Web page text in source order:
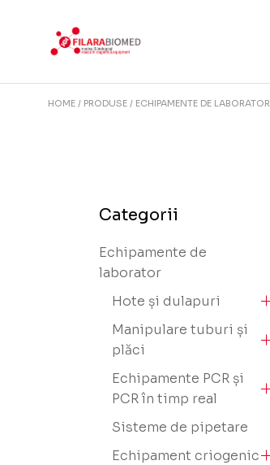
HOME PRODUSE ECHIPAMENTE DE LABORATOR
Categorii
Echipamente de
laborator
Hote și dulapuri
Manipulare tuburi și
plăci
Echipamente PCR și
PCR în timp real
Sisteme de pipetare
Echipament criogenic